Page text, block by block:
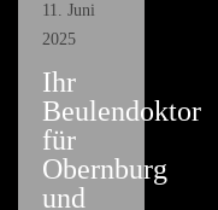
11. Juni
2025
Ihr
Beulendoktor
für
Obernburg
und